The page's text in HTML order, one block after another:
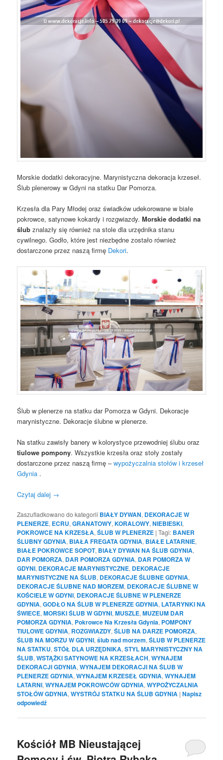
Morskie dodatki dekoracyjne. Marynistyczna dekoracja krzeseł.
Ślub plenerowy w Gdyni na statku Dar Pomorza.
Krzesła dla Pary Młodej oraz świadków udekorowane w białe
pokrowce, satynowe kokardy i rozgwiazdy.Morskie dodatki na
ślub znalazły się również na stole dla urzędnika stanu
cywilnego. Godło, które jest niezbędne zostało również
dostarczone przez naszą firmę Dekori.
Ślub w plenerze na statku dar Pomorza w Gdyni. Dekoracje
marynistyczne. Dekoracje ślubne w plenerze.
Na statku zawisły banery w kolorystyce przewodniej ślubu oraz
tiulowe pompony. Wszystkie krzesła oraz stoły zostały
dostarczone przez naszą firmę –wypożyczalnia stołów i krzeseł
Gdynia .
Czytaj dalej →
Zaszufladkowano do kategorii BIAŁY DYWAN, DEKORACJE W
PLENERZE, ECRU,GRANATOWY,KORALOWY,NIEBIESKI,
POKROWCE NA KRZESŁA,ŚLUB W PLENERZE |Tagi: BANER
ŚLUBNY GDYNIA, BIAŁA FREGATA GDYNIA, BIAŁE LATARNIE,
BIAŁE POKROWCE SOPOT, BIAŁY DYWAN NA ŚLUB GDYNIA,
DAR POMORZA, DAR POMORZA GDYNIA, DAR POMORZA W
GDYNI, DEKORACJE MARYNISTYCZNE, DEKORACJE
MARYNISTYCZNE NA ŚLUB, DEKORACJE ŚLUBNE GDYNIA,
DEKORACJE ŚLUBNE NAD MORZEM, DEKORACJE ŚLUBNE W
KOŚCIELE W GDYNI, DEKORACJE ŚLUBNE W PLENERZE
GDYNIA,GODŁO NA ŚLUB W PLENERZE GDYNIA, LATARYNKI NA
ŚWIECE,MORSKI ŚLUB W GDYNI,MUSZLE,MUZEUM DAR
POMORZA GDYNIA, Pokrowce Na Krzesła Gdynia, POMPONY
TIULOWE GDYNIA, ROZGWIAZDY,ŚLUB NA DARZE POMORZA,
ŚLUB NA MORZU W GDYNI,ślub nad morzem,ŚLUB W PLENERZE
NA STATKU,STÓŁ DLA URZĘDNIKA,STYL MARYNISTYCZNY NA
ŚLUB,WSTĄŻKI SATYNOWE NA KRZESŁACH,WYNAJEM
DEKORACJI GDYNIA,WYNAJEM DEKORACJI NA ŚLUB W
PLENERZE GDYNIA,WYNAJEM KRZESEŁ GDYNIA,WYNAJEM
LATARNI,WYNAJEM POKROWCÓW GDYNIA,WYPOŻYCZALNIA
STOŁÓW GDYNIA,WYSTRÓJ STATKU NA ŚLUB GDYNIA |Napisz
odpowiedź
Kościół MB Nieustającej